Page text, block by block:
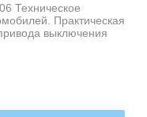
Техническое
Практическая
выключения